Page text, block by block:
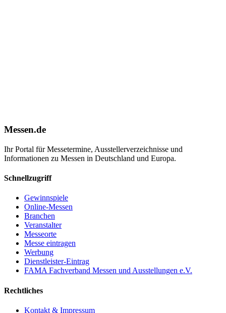
Messen.de
Ihr Portal für Messetermine, Ausstellerverzeichnisse und
Informationen zu Messen in Deutschland und Europa.
Schnellzugriff
Gewinnspiele
Online-Messen
Branchen
Veranstalter
Messeorte
Messe eintragen
Werbung
Dienstleister-Eintrag
FAMA Fachverband Messen und Ausstellungen e.V.
Rechtliches
Kontakt & Impressum